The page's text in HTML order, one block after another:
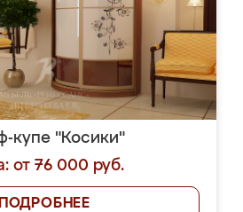
купе "Косики"
от 76 000 руб.
ПОДРОБНЕЕ